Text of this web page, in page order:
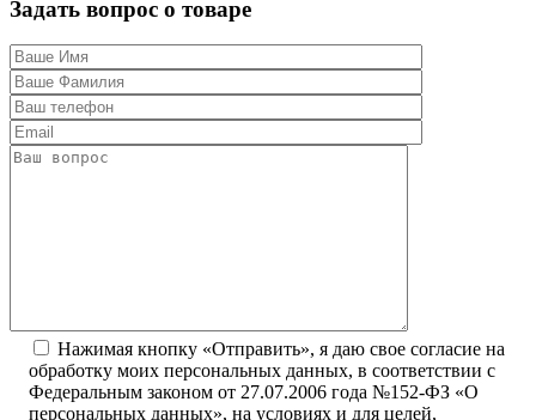
Задать вопрос о товаре
Нажимая кнопку «Отправить», я даю свое согласие на
обработку моих персональных данных, в соответствии с
Федеральным законом от 27.07.2006 года №152-ФЗ «О
персональных данных», на условиях и для целей,